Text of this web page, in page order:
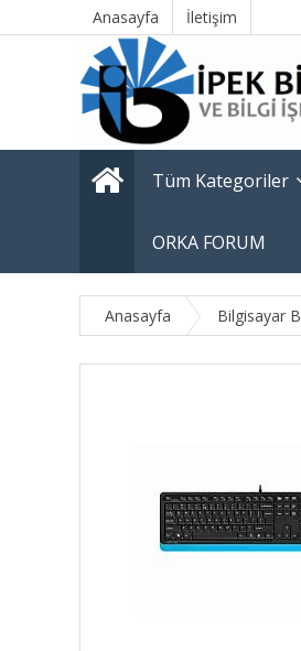
Anasayfa İletişim
Tüm Kategoriler
ORKA FORUM
Anasayfa Bilgisayar